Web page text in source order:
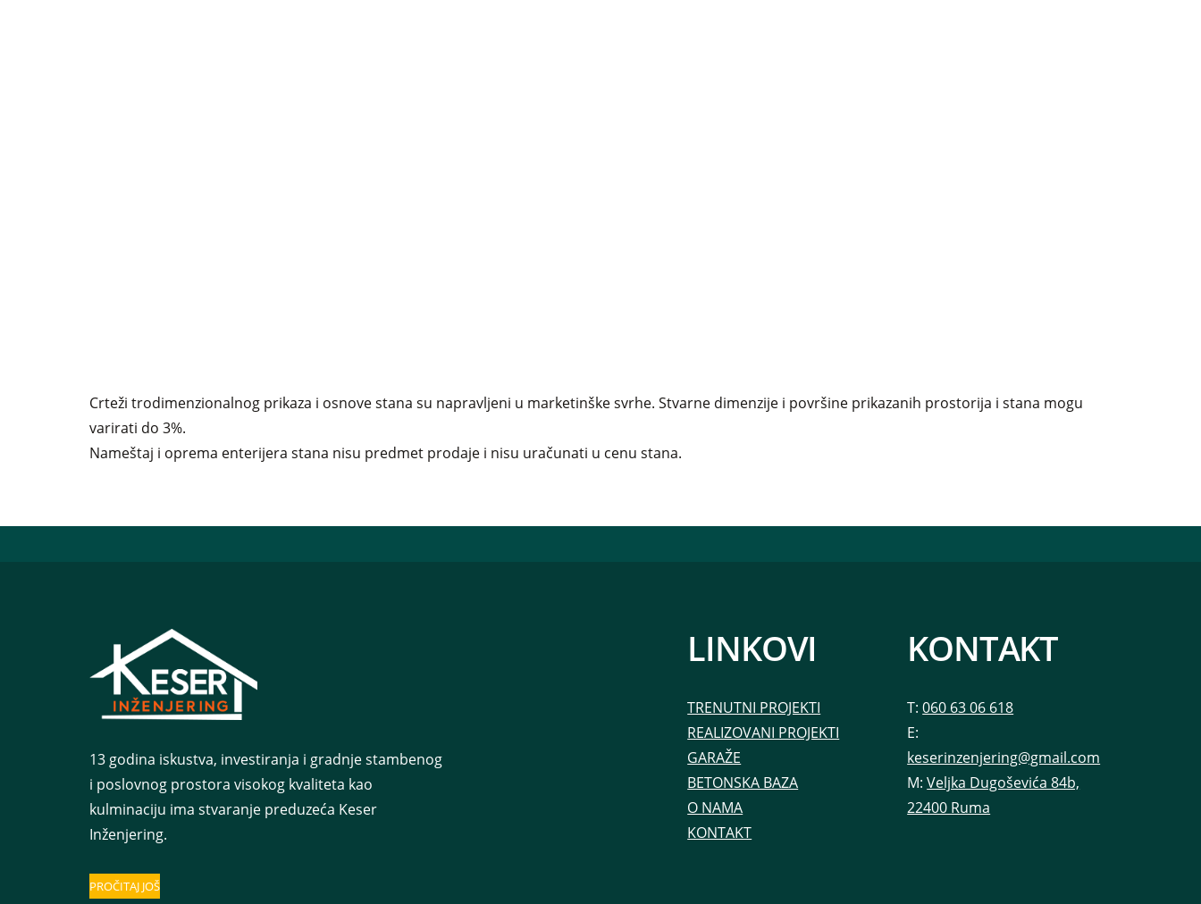
Crteži trodimenzionalnog prikaza i osnove stana su napravljeni u marketinške svrhe. Stvarne dimenzije i površine prikazanih prostorija i stana mogu
varirati do 3%.
Nameštaj i oprema enterijera stana nisu predmet prodaje i nisu uračunati u cenu stana.
13 godina iskustva, investiranja i gradnje stambenog
i poslovnog prostora visokog kvaliteta kao
kulminaciju ima stvaranje preduzeća Keser
Inženjering.
PROČITAJ JOŠ
LINKOVI
TRENUTNI PROJEKTI
REALIZOVANI PROJEKTI
GARAŽE
BETONSKA BAZA
O NAMA
KONTAKT
KONTAKT
T:060 63 06 618
E:
keserinzenjering@gmail.com
M:Veljka Dugoševića 84b,
22400 Ruma